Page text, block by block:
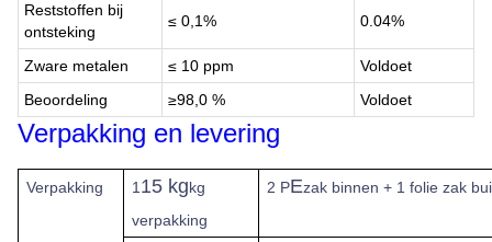
Reststoffen bij
ontsteking
≤ 0,1% 0.04%
Zware metalen ≤ 10 ppm
Voldoet
Beoordeling
≥98,0 % Voldoet
Verpakking en levering
Verpakking 1 15 kgkg
verpakking
2 PEzak binnen + 1 folie zak